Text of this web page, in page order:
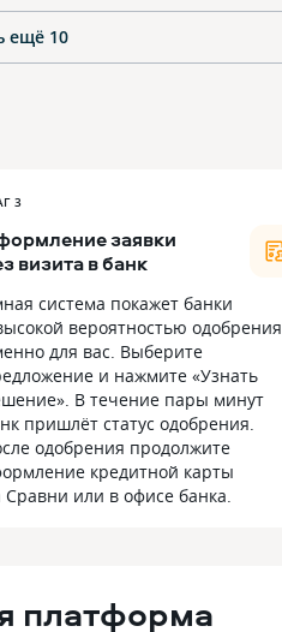
ещё 10
3
заявки
визита в банк
система покажет банки
вероятностью одобрения
для вас. Выберите
и нажмите «Узнать
В течение пары минут
пришлёт статус одобрения.
одобрения продолжите
кредитной карты
Сравни или в офисе банка.
платформа